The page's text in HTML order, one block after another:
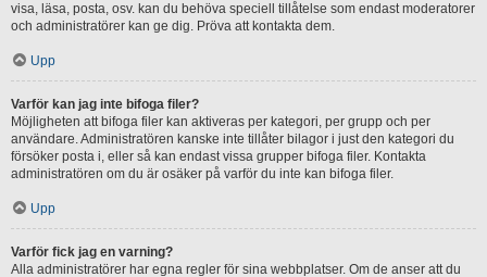
visa, läsa, posta, osv. kan du behöva speciell tillåtelse som endast moderatorer
och administratörer kan ge dig. Pröva att kontakta dem.
Upp
Varför kan jag inte bifoga filer?
Möjligheten att bifoga filer kan aktiveras per kategori, per grupp och per
användare. Administratören kanske inte tillåter bilagor i just den kategori du
försöker posta i, eller så kan endast vissa grupper bifoga filer. Kontakta
administratören om du är osäker på varför du inte kan bifoga filer.
Upp
Varför fick jag en varning?
Alla administratörer har egna regler för sina webbplatser. Om de anser att du